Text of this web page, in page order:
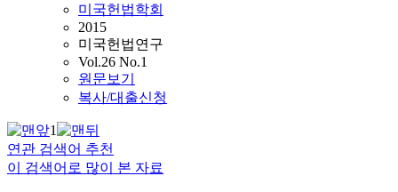
미국헌법학회
2015
미국헌법연구
Vol.26 No.1
원문보기
복사/대출신청
1
연관 검색어 추천
이 검색어로 많이 본 자료